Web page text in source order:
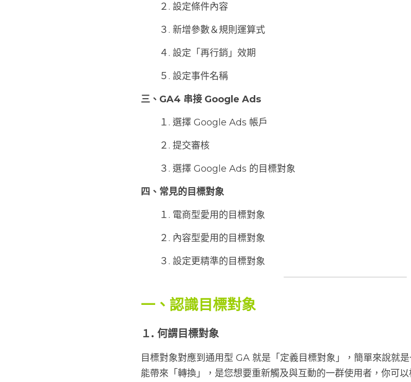
２. 設定條件內容
３. 新增參數＆規則運算式
４. 設定「再行銷」效期
５. 設定事件名稱
三、GA4 串接 Google Ads
１. 選擇 Google Ads 帳戶
２. 提交審核
３. 選擇 Google Ads 的目標對象
四、常見的目標對象
１. 電商型愛用的目標對象
２. 內容型愛用的目標對象
３. 設定更精準的目標對象
一、認識目標對象
１. 何謂目標對象
目標對象對應到通用型 GA 就是「定義目標對象」，簡單來說就
能帶來「轉換」，是您想要重新觸及與互動的一群使用者，你可